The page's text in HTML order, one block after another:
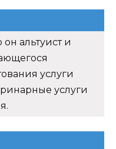
альтуист и
услуги
услуги